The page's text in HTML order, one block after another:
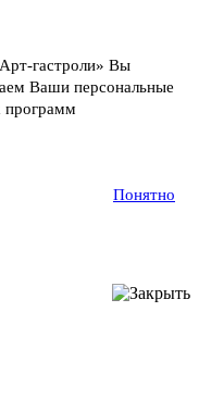
гастроли» Вы
Ваши персональные
программ
Понятно